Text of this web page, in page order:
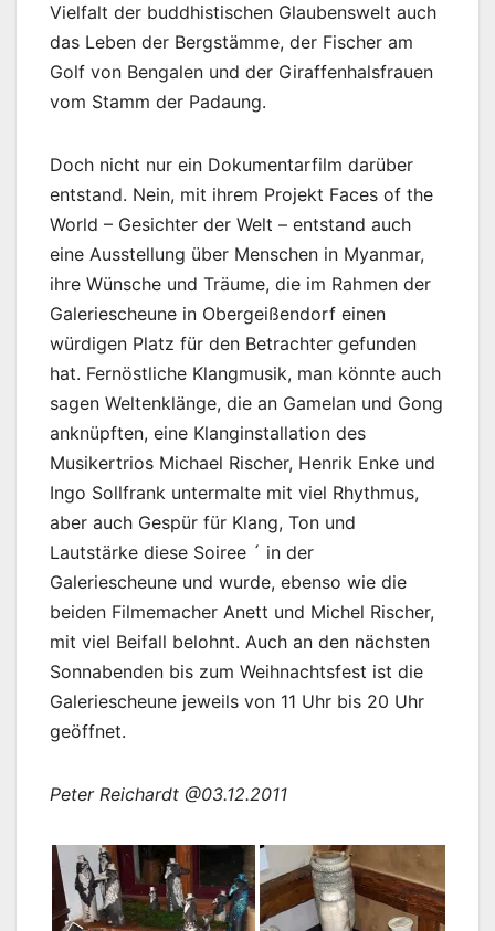
Vielfalt der buddhistischen Glaubenswelt auch
das Leben der Bergstämme, der Fischer am
Golf von Bengalen und der Giraffenhalsfrauen
vom Stamm der Padaung.
Doch nicht nur ein Dokumentarfilm darüber
entstand. Nein, mit ihrem Projekt Faces of the
World – Gesichter der Welt – entstand auch
eine Ausstellung über Menschen in Myanmar,
ihre Wünsche und Träume, die im Rahmen der
Galeriescheune in Obergeißendorf einen
würdigen Platz für den Betrachter gefunden
hat. Fernöstliche Klangmusik, man könnte auch
sagen Weltenklänge, die an Gamelan und Gong
anknüpften, eine Klanginstallation des
Musikertrios Michael Rischer, Henrik Enke und
Ingo Sollfrank untermalte mit viel Rhythmus,
aber auch Gespür für Klang, Ton und
Lautstärke diese Soiree ´ in der
Galeriescheune und wurde, ebenso wie die
beiden Filmemacher Anett und Michel Rischer,
mit viel Beifall belohnt. Auch an den nächsten
Sonnabenden bis zum Weihnachtsfest ist die
Galeriescheune jeweils von 11 Uhr bis 20 Uhr
geöffnet.
Peter Reichardt @03.12.2011